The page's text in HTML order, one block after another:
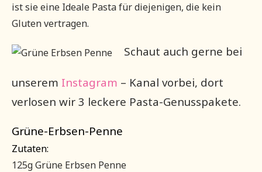
ist sie eine Ideale Pasta für diejenigen, die kein
Gluten vertragen.
Schaut auch gerne bei
unserem Instagram – Kanal vorbei, dort
verlosen wir 3 leckere Pasta-Genusspakete.
Grüne-Erbsen-Penne
Zutaten:
125g Grüne Erbsen Penne